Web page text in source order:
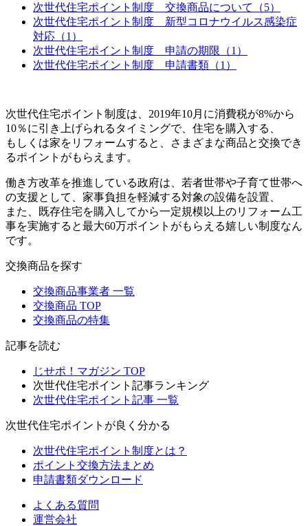
次世代住宅ポイント制度 交換商品について（5）
次世代住宅ポイント制度 新型コロナウイルス感染症
対応（1）
次世代住宅ポイント制度 申請の期限（1）
次世代住宅ポイント制度 申請書類（1）
次世代住宅ポイント制度は、2019年10月に消費税が8%から
10％に引き上げられるタイミングで、住宅を購入する、
もしくは家をリフォームすると、さまざまな商品と交換でき
るポイントがもらえます。
働き方改革を推進している政府は、若者世帯や子育て世帯へ
の支援として、家事負担を軽減する対象の設備を設置、
また、既存住宅を購入してから一定規模以上のリフォーム工
事を実施すると最大60万ポイントがもらえる嬉しい制度なん
です。
交換商品を探す
交換商品事業者 一覧
交換商品 TOP
交換商品の特集
記事を読む
じせポ！マガジン TOP
次世代住宅ポイント記事ランキング
次世代住宅ポイント記事 一覧
次世代住宅ポイントが良く分かる
次世代住宅ポイント制度とは？
ポイント交換方法まとめ
申請書類ダウンロード
よくある質問
運営会社